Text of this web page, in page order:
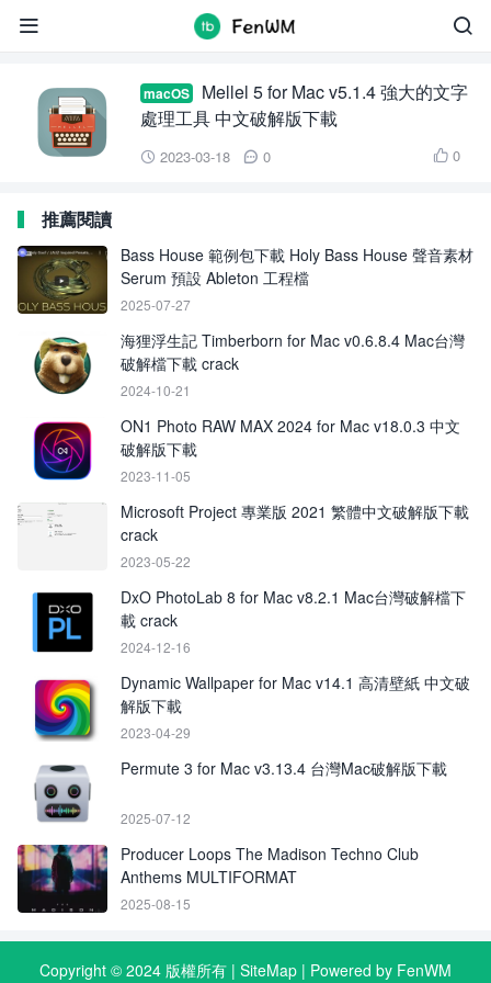


macOS
Mellel 5 for Mac v5.1.4 強大的文字
處理工具 中文破解版下載
 2023-03-18  0  0
推薦閱讀
Bass House 範例包下載 Holy Bass House 聲音素材
Serum 預設 Ableton 工程檔
2025-07-27
海狸浮生記 Timberborn for Mac v0.6.8.4 Mac台灣
破解檔下載 crack
2024-10-21
ON1 Photo RAW MAX 2024 for Mac v18.0.3 中文
破解版下載
2023-11-05
Microsoft Project 專業版 2021 繁體中文破解版下載
crack
2023-05-22
DxO PhotoLab 8 for Mac v8.2.1 Mac台灣破解檔下
載 crack
2024-12-16
Dynamic Wallpaper for Mac v14.1 高清壁紙 中文破
解版下載
2023-04-29
Permute 3 for Mac v3.13.4 台灣Mac破解版下載
2025-07-12
Producer Loops The Madison Techno Club
Anthems MULTIFORMAT
2025-08-15
Copyright © 2024 版權所有 | SiteMap | Powered by FenWM